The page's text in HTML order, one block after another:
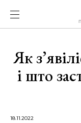
Як
і што
18.11.2022